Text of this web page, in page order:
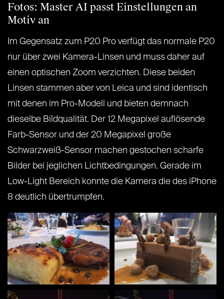
Fotos: Master AI passt Einstellungen an
Motiv an
Im Gegensatz zum P20 Pro verfügt das normale P20
nur über zwei Kamera-Linsen und muss daher auf
einen optischen Zoom verzichten. Diese beiden
Linsen stammen aber von Leica und sind identisch
mit denen im Pro-Modell und bieten demnach
dieselbe Bildqualität. Der 12 Megapixel auflösende
Farb-Sensor und der 20 Megapixel große
Schwarzweiß-Sensor machen gestochen scharfe
Bilder bei jeglichen Lichtbedingungen. Gerade im
Low-Light Bereich konnte die Kamera die des iPhone
8 deutlich übertrumpfen.